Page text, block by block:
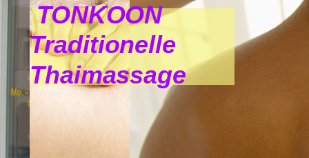
TONKOON
Traditionelle
Thaimassage